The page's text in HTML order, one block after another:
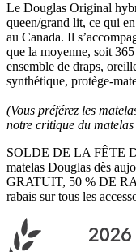
Le Douglas Original
queen/grand lit, ce qui
au Canada. Il
que la moyenne, soit
ensemble de draps,
synthétique, protège-
(Vous préférez les
notre critique du
SOLDE DE LA FÊTE
matelas Douglas dès
GRATUIT, 50 % DE
rabais sur tous les